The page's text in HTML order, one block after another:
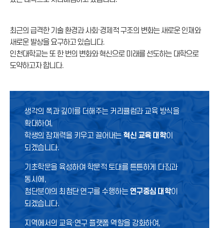
최근의 급격한 기술 환경과 사회·경제적 구조의 변화는 새로운 인재와
새로운 발상을 요구하고 있습니다.
인천대학교는 또 한 번의 변화와 혁신으로 미래를 선도하는 대학으로
도약하고자 합니다.
생각의 폭과 깊이를 더해주는 커리큘럼과 교육 방식을
확대하여,
학생의 잠재력을 키우고 끌어내는혁신 교육 대학이
되겠습니다.
기초학문을 육성하여 학문적 토대를 튼튼하게 다짐과
동시에,
첨단분야의 최첨단 연구를 수행하는 연구중심 대학이
되겠습니다.
지역에서의 교육·연구 플랫폼 역할을 강화하여,